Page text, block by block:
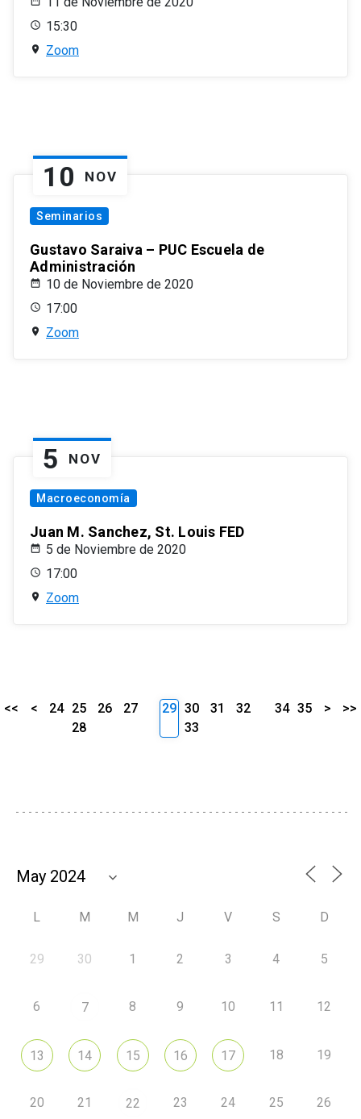
15:30
Zoom
10 NOV
Seminarios
Gustavo Saraiva – PUC Escuela de
Administración
10 de Noviembre de 2020
17:00
Zoom
5 NOV
Macroeconomía
Juan M. Sanchez, St. Louis FED
5 de Noviembre de 2020
17:00
Zoom
<< < 24 25 26
27
28
29 30 31
32
33
34 35 > >>
L M M J V S D
29 30 1 2 3 4 5
6 7 8 9 10 11 12
13 14 15 16 17 18 19
20 21 22 23 24 25 26